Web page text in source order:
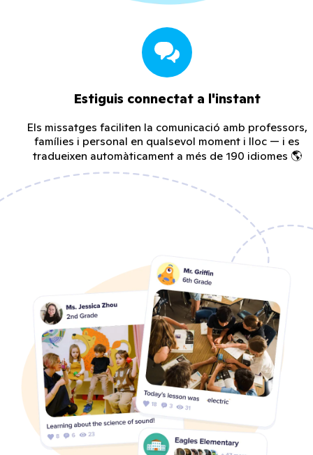
Estiguis connectat a l'instant
Els missatges faciliten la comunicació amb professors,
famílies i personal en qualsevol moment i lloc — i es
tradueixen automàticament a més de 190 idiomes 🌎